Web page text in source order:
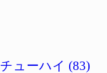
チューハイ (83)